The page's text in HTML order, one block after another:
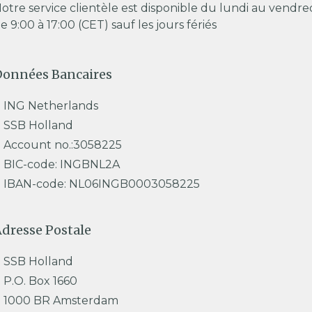
service clientèle est disponible du lundi au
9:00 à 17:00 (CET) sauf les jours fériés
Bancaires
ING Netherlands
SSB Holland
Account no.:3058225
BIC-code: INGBNL2A
IBAN-code: NL06INGB0003058225
Postale
SSB Holland
P.O. Box 1660
1000 BR Amsterdam